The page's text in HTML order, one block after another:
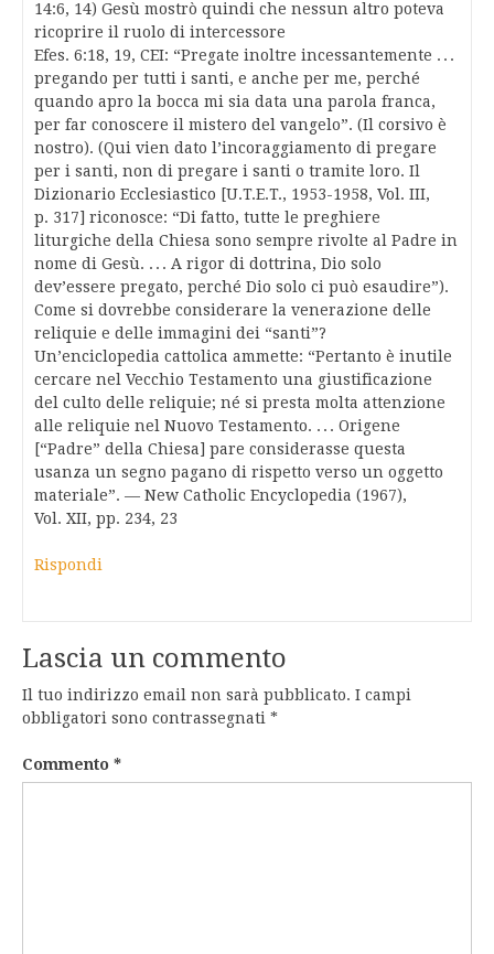
14:6, 14) Gesù mostrò quindi che nessun altro poteva
ricoprire il ruolo di intercessore
Efes. 6:18, 19, CEI: “Pregate inoltre incessantemente . . .
pregando per tutti i santi, e anche per me, perché
quando apro la bocca mi sia data una parola franca,
per far conoscere il mistero del vangelo”. (Il corsivo è
nostro). (Qui vien dato l’incoraggiamento di pregare
per i santi, non di pregare i santi o tramite loro. Il
Dizionario Ecclesiastico [U.T.E.T., 1953-1958, Vol. III,
p. 317] riconosce: “Di fatto, tutte le preghiere
liturgiche della Chiesa sono sempre rivolte al Padre in
nome di Gesù. . . . A rigor di dottrina, Dio solo
dev’essere pregato, perché Dio solo ci può esaudire”).
Come si dovrebbe considerare la venerazione delle
reliquie e delle immagini dei “santi”?
Un’enciclopedia cattolica ammette: “Pertanto è inutile
cercare nel Vecchio Testamento una giustificazione
del culto delle reliquie; né si presta molta attenzione
alle reliquie nel Nuovo Testamento. . . . Origene
[“Padre” della Chiesa] pare considerasse questa
usanza un segno pagano di rispetto verso un oggetto
materiale”. — New Catholic Encyclopedia (1967),
Vol. XII, pp. 234, 23
Rispondi
Lascia un commento
Il tuo indirizzo email non sarà pubblicato. I campi
obbligatori sono contrassegnati *
Commento *